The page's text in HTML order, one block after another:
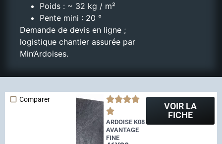
Poids : ~ 32 kg / m²
Pente mini : 20 °
Demande de devis en ligne ;
logistique chantier assurée par
Min’Ardoises.
Comparer
ARDOISE K08
AVANTAGE
FINE
VOIR LA
FICHE